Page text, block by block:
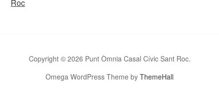
Roc
Copyright © 2026 Punt Òmnia Casal Cívic Sant Roc.
Omega WordPress Theme by ThemeHall